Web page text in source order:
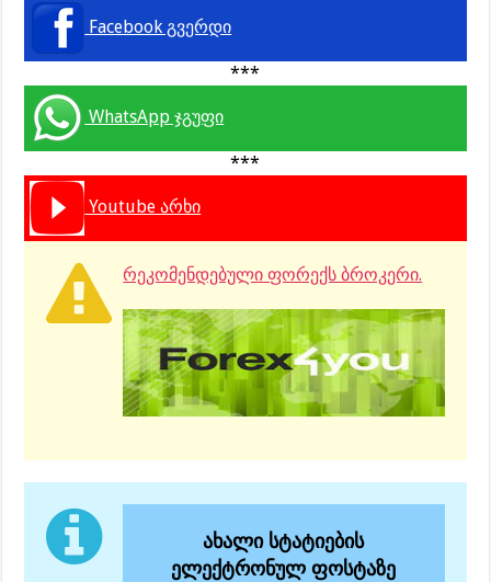
Facebook გვერდი
***
WhatsApp ჯგუფი
***
Youtube არხი
რეკომენდებული ფორექს ბროკერი.
ახალი სტატიების
ელექტრონულ ფოსტაზე